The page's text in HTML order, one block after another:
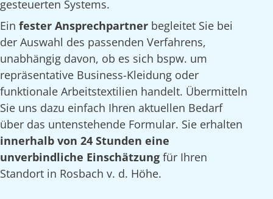
gesteuerten Systems.
Ein fester Ansprechpartner begleitet Sie bei
der Auswahl des passenden Verfahrens,
unabhängig davon, ob es sich bspw. um
repräsentative Business-Kleidung oder
funktionale Arbeitstextilien handelt. Übermitteln
Sie uns dazu einfach Ihren aktuellen Bedarf
über das untenstehende Formular. Sie erhalten
innerhalb von 24 Stunden eine
unverbindliche Einschätzung für Ihren
Standort in Rosbach v. d. Höhe.